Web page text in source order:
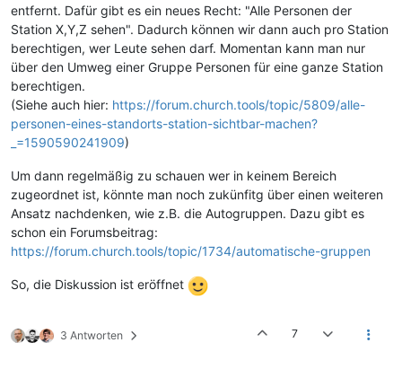
entfernt. Dafür gibt es ein neues Recht: "Alle Personen der
Station X,Y,Z sehen". Dadurch können wir dann auch pro Station
berechtigen, wer Leute sehen darf. Momentan kann man nur
über den Umweg einer Gruppe Personen für eine ganze Station
berechtigen.
(Siehe auch hier: https://forum.church.tools/topic/5809/alle-
personen-eines-standorts-station-sichtbar-machen?
_=1590590241909)
Um dann regelmäßig zu schauen wer in keinem Bereich
zugeordnet ist, könnte man noch zukünfitg über einen weiteren
Ansatz nachdenken, wie z.B. die Autogruppen. Dazu gibt es
schon ein Forumsbeitrag:
https://forum.church.tools/topic/1734/automatische-gruppen
So, die Diskussion ist eröffnet
3 Antworten 7